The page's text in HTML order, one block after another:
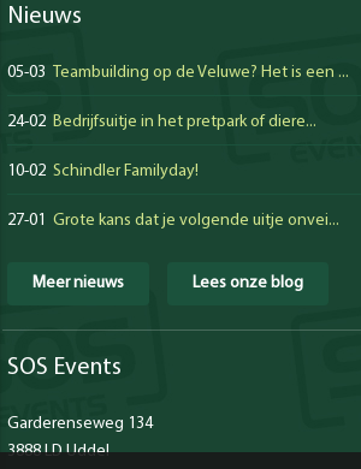
Nieuws
05-03 Teambuilding op de Veluwe? Het is een ...
24-02 Bedrijfsuitje in het pretpark of diere...
10-02 Schindler Familyday!
27-01 Grote kans dat je volgende uitje onvei...
Meer nieuws Lees onze blog
SOS Events
Garderenseweg 134
3888 LD Uddel